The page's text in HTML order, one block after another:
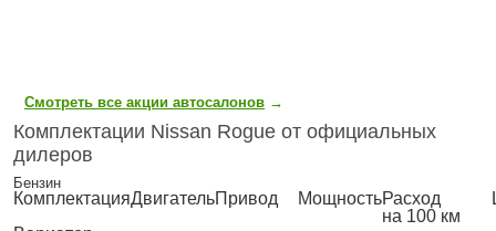
Смотреть все акции автосалонов →
Комплектации Nissan Rogue от официальных
дилеров
Бензин
КомплектацияДвигательПривод МощностьРасход
на 100 км